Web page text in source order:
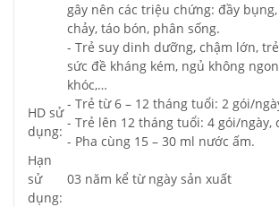
gây nên các triệu chứng: đầy
chảy, táo bón, phân sống.
- Trẻ suy dinh dưỡng, chậm lớn,
sức đề kháng kém, ngủ không
khóc,…
HD sử
dụng:
- Trẻ từ 6 – 12 tháng tuổi: 2 gói/
- Trẻ lên 12 tháng tuổi: 4 gói/ngày,
- Pha cùng 15 – 30 ml nước ấm.
Hạn
sử
dụng:
03 năm kể từ ngày sản xuất